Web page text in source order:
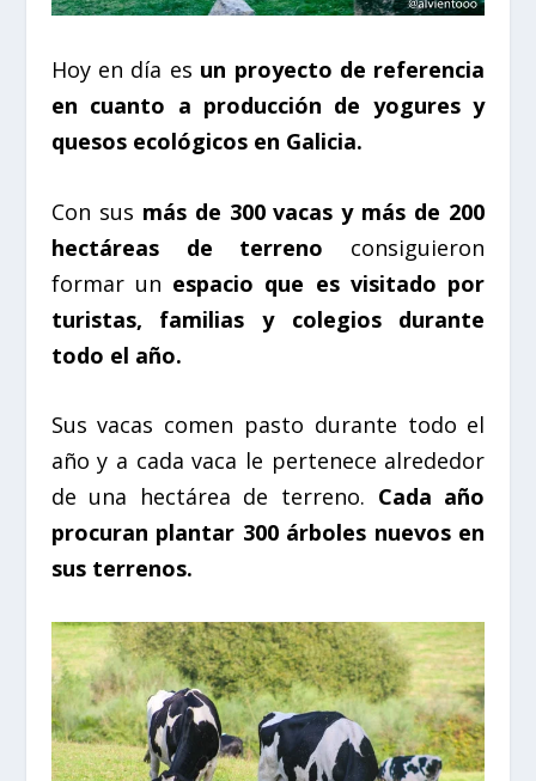
Hoy en día es un proyecto de referencia
en cuanto a producción de yogures y
quesos ecológicos en Galicia.
Con sus más de 300 vacas y más de 200
hectáreas de terreno consiguieron
formar un espacio que es visitado por
turistas, familias y colegios durante
todo el año.
Sus vacas comen pasto durante todo el
año y a cada vaca le pertenece alrededor
de una hectárea de terreno. Cada año
procuran plantar 300 árboles nuevos en
sus terrenos.